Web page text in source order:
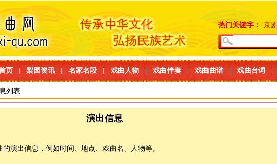
热门关键字： 京剧
页 梨园资讯 名家名段 戏曲人物 戏曲伴奏 戏曲曲谱 戏曲台词
列表
演出信息
演出信息，例如时间、地点、戏曲名、人物等。